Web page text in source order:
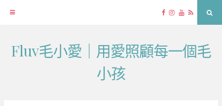
Skip
Facebook
Instagram
YouTube
RSS
Fluv毛小愛｜用愛照顧每一個毛
小孩